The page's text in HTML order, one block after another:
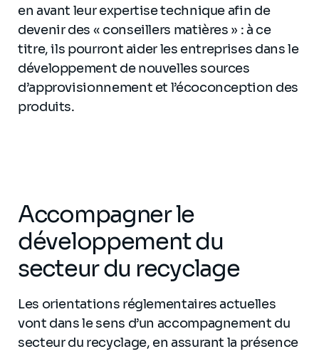
en avant leur expertise technique afin de
devenir des « conseillers matières » : à ce
titre, ils pourront aider les entreprises dans le
développement de nouvelles sources
d’approvisionnement et l’écoconception des
produits.
Accompagner le
développement du
secteur du recyclage
Les orientations réglementaires actuelles
vont dans le sens d’un accompagnement du
secteur du recyclage, en assurant la présence